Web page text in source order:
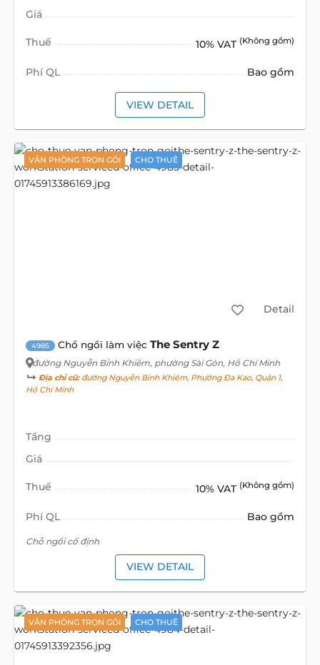
Giá
Thuế 10% VAT (Không gồm)
Phí QL Bao gồm
VIEW DETAIL
VĂN PHÒNG TRỌN GÓI CHO THUÊ
Detail
4985 Chổ ngồi làm việc The Sentry Z
đường Nguyễn Bỉnh Khiêm, phường Sài Gòn, Hồ Chí Minh
Địa chỉ cũ:đường Nguyễn Bỉnh Khiêm, Phường Đa Kao, Quận 1,
Hồ Chí Minh
Tầng
Giá
Thuế 10% VAT (Không gồm)
Phí QL Bao gồm
Chỗ ngồi cố định
VIEW DETAIL
VĂN PHÒNG TRỌN GÓI CHO THUÊ